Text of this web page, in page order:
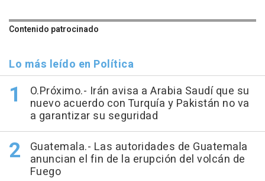
Contenido patrocinado
Lo más leído en Política
O.Próximo.- Irán avisa a Arabia Saudí que su
nuevo acuerdo con Turquía y Pakistán no va
a garantizar su seguridad
Guatemala.- Las autoridades de Guatemala
anuncian el fin de la erupción del volcán de
Fuego